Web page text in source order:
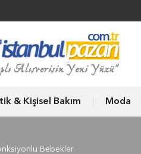
& Kişisel Bakım Moda
Bebekler